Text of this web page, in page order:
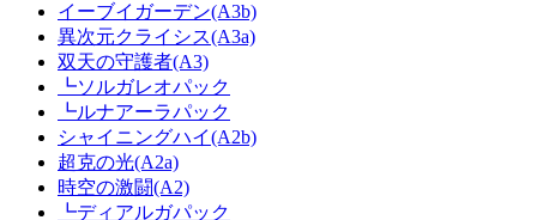
イーブイガーデン(A3b)
異次元クライシス(A3a)
双天の守護者(A3)
┗ソルガレオパック
┗ルナアーラパック
シャイニングハイ(A2b)
超克の光(A2a)
時空の激闘(A2)
┗ディアルガパック